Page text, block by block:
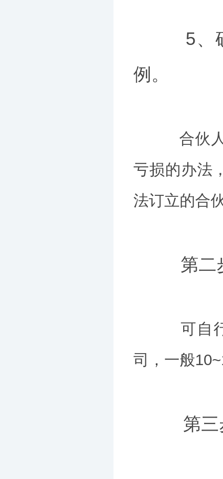
5、确
例。
合伙人
亏损的办法
法订立的合
第二
可自行
司，一般
第三步